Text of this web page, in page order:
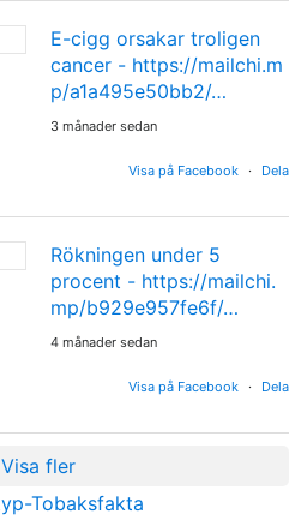
E-cigg orsakar troligen
cancer - https://mailchi.m
p/a1a495e50bb2/…
3 månader sedan
Visa på Facebook · Dela
Rökningen under 5
procent - https://mailchi.
mp/b929e957fe6f/…
4 månader sedan
Visa på Facebook · Dela
Visa fler